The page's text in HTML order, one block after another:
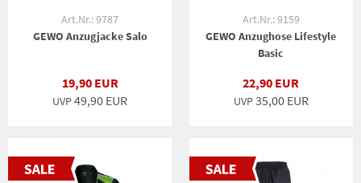
Art.Nr.: 9787
GEWO Anzugjacke Salo
19,90 EUR
UVP49,90 EUR
Art.Nr.: 9159
GEWO Anzughose Lifestyle
Basic
22,90 EUR
UVP35,00 EUR